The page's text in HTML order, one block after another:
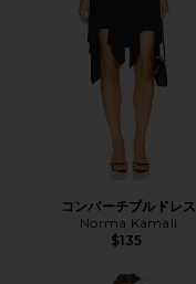
コンバーチブルドレス
Norma Kamali
$135